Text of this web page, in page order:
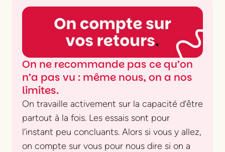
On ne recommande pas ce qu’on
n’a pas vu : même nous, on a nos
limites.
On travaille activement sur la capacité d’être
partout à la fois. Les essais sont pour
l’instant peu concluants. Alors si vous y allez,
on compte sur vous pour nous dire si on a